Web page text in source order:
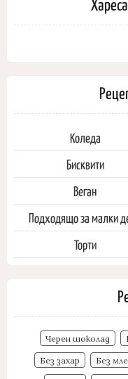
Коледа
Бисквити
Веган
Подходящо за малки
Торти
Черен шоколад
Без захар Без